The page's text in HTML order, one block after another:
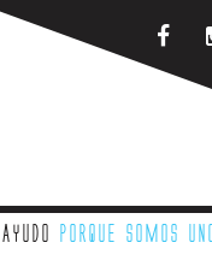
Ayudo porque somos uno